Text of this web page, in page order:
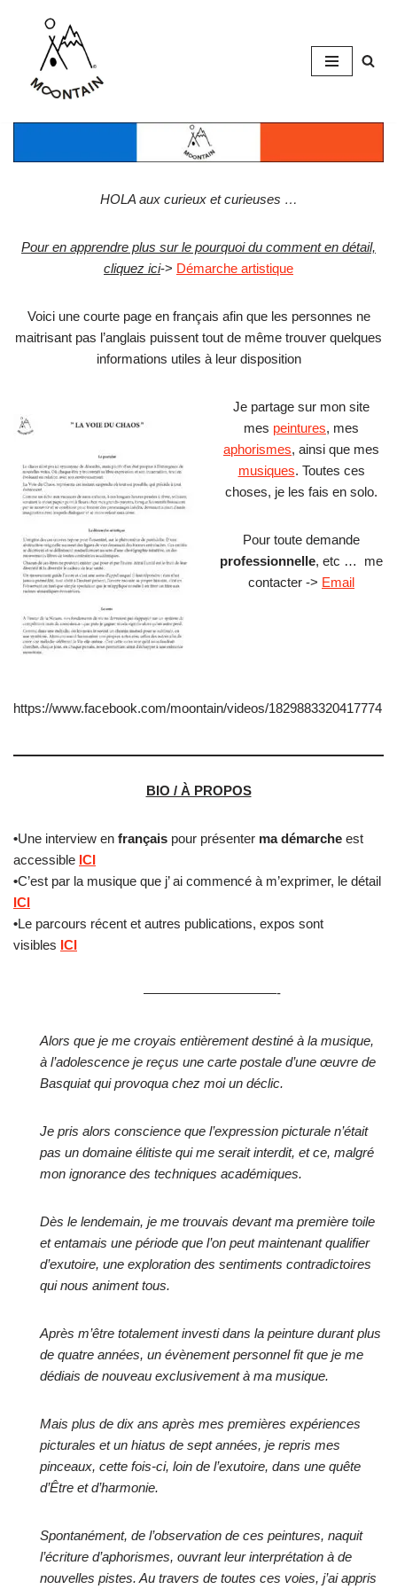
content
HOLA aux curieux et curieuses …
Pour en apprendre plus sur le pourquoi du comment en détail,
cliquez ici-> Démarche artistique
Voici une courte page en français afin que les personnes ne
maitrisant pas l’anglais puissent tout de même trouver quelques
informations utiles à leur disposition
Je partage sur mon site
mes peintures, mes
aphorismes, ainsi que mes
musiques. Toutes ces
choses, je les fais en solo.
Pour toute demande
professionnelle, etc … me
contacter -> Email
https://www.facebook.com/moontain/videos/1829883320417774
BIO / À PROPOS
•Une interview en français pour présenter ma démarche est
accessible ICI
•C’est par la musique que j’ ai commencé à m’exprimer, le détail
ICI
•Le parcours récent et autres publications, expos sont
visibles ICI
——————————-
Alors que je me croyais entièrement destiné à la musique,
à l’adolescence je reçus une carte postale d’une œuvre de
Basquiat qui provoqua chez moi un déclic.
Je pris alors conscience que l’expression picturale n’était
pas un domaine élitiste qui me serait interdit, et ce, malgré
mon ignorance des techniques académiques.
Dès le lendemain, je me trouvais devant ma première toile
et entamais une période que l’on peut maintenant qualifier
d’exutoire, une exploration des sentiments contradictoires
qui nous animent tous.
Après m’être totalement investi dans la peinture durant plus
de quatre années, un évènement personnel fit que je me
dédiais de nouveau exclusivement à ma musique.
Mais plus de dix ans après mes premières expériences
picturales et un hiatus de sept années, je repris mes
pinceaux, cette fois-ci, loin de l’exutoire, dans une quête
d’Être et d’harmonie.
Spontanément, de l’observation de ces peintures, naquit
l’écriture d’aphorismes, ouvrant leur interprétation à de
nouvelles pistes. Au travers de toutes ces voies, j’ai appris